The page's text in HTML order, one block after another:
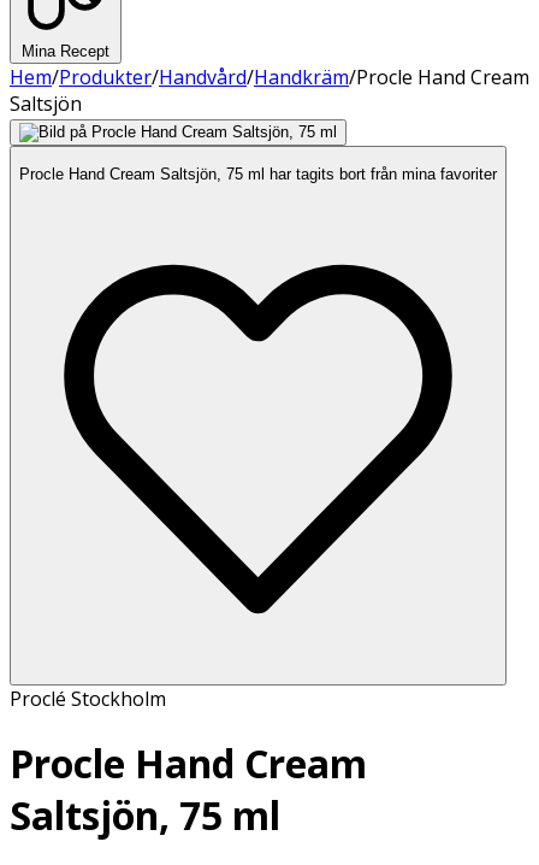
Mina Recept
Hem/Produkter/Handvård/Handkräm/Procle Hand Cream
Saltsjön
Procle Hand Cream Saltsjön, 75 ml har tagits bort från mina favoriter
Proclé Stockholm
Procle Hand Cream
Saltsjön, 75 ml